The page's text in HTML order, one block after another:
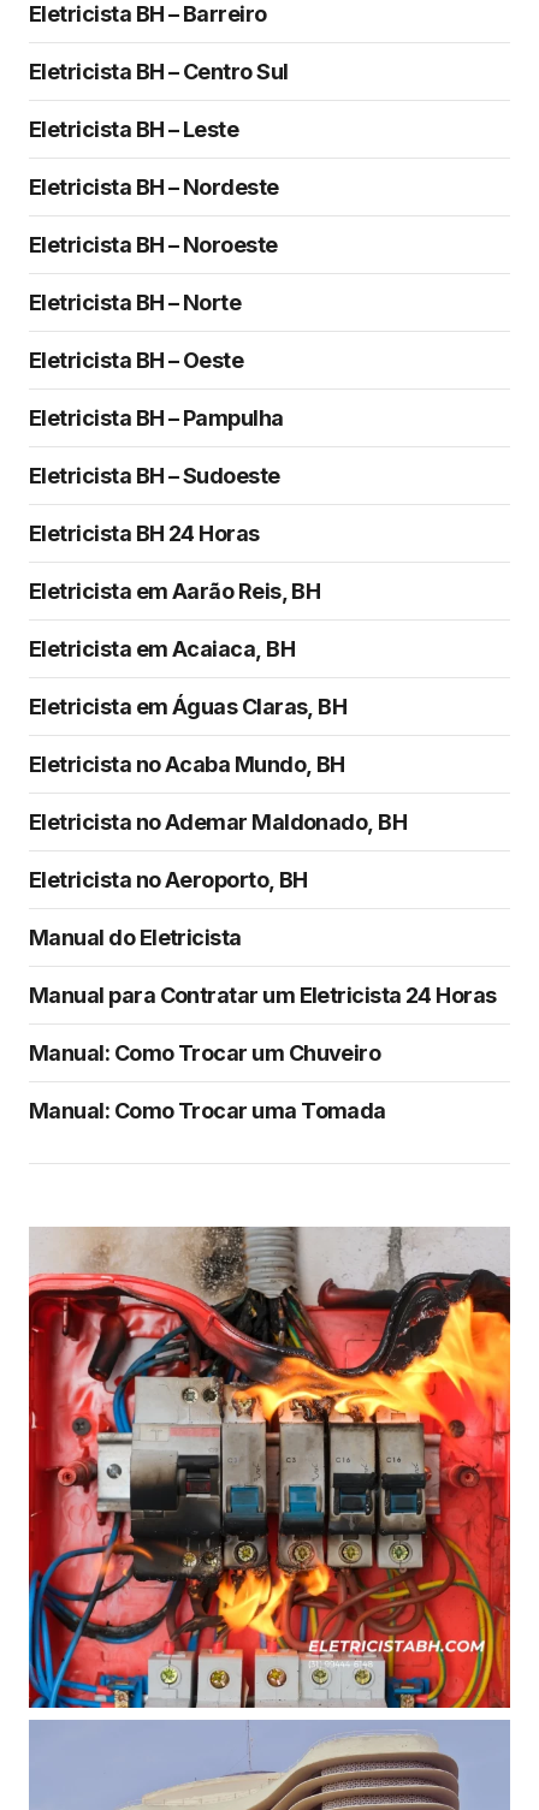
Eletricista BH – Barreiro
Eletricista BH – Centro Sul
Eletricista BH – Leste
Eletricista BH – Nordeste
Eletricista BH – Noroeste
Eletricista BH – Norte
Eletricista BH – Oeste
Eletricista BH – Pampulha
Eletricista BH – Sudoeste
Eletricista BH 24 Horas
Eletricista em Aarão Reis, BH
Eletricista em Acaiaca, BH
Eletricista em Águas Claras, BH
Eletricista no Acaba Mundo, BH
Eletricista no Ademar Maldonado, BH
Eletricista no Aeroporto, BH
Manual do Eletricista
Manual para Contratar um Eletricista 24 Horas
Manual: Como Trocar um Chuveiro
Manual: Como Trocar uma Tomada